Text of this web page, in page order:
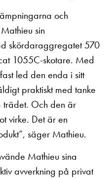
och
sin
skördaraggregatet 570
1055C-skotare. Med
led den enda i sitt
praktiskt med tanke
trädet. Och den är
virke. Det är en
säger Mathieu.
Mathieu sina
avverkning på privat